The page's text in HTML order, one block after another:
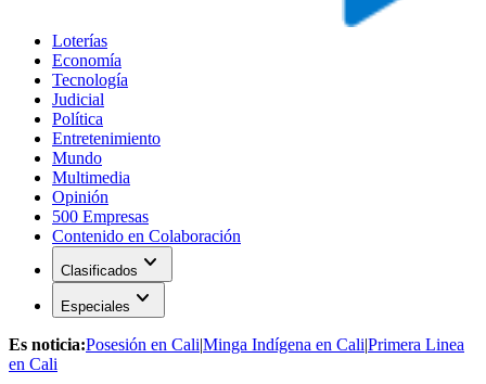
Loterías
Economía
Tecnología
Judicial
Política
Entretenimiento
Mundo
Multimedia
Opinión
500 Empresas
Contenido en Colaboración
Clasificados expand_more
Especiales expand_more
Es noticia:Posesión en Cali|Minga Indígena en Cali|Primera Linea
en Cali